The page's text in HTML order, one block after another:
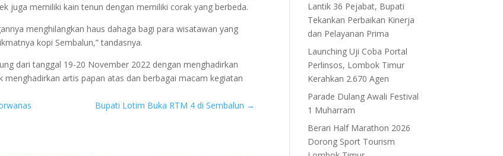
juga memiliki kain tenun dengan memiliki corak yang berbeda.
menghilangkan haus dahaga bagi para wisatawan yang
kopi Sembalun,” tandasnya.
dari tanggal 19-20 November 2022 dengan menghadirkan
artis papan atas dan berbagai macam kegiatan
Bupati Lotim Buka RTM 4 di Sembalun →
Lantik 36 Pejabat, Bupati
Tekankan Perbaikan Kinerja
dan Pelayanan Prima
Launching Uji Coba Portal
Perlinsos, Lombok Timur
Kerahkan 2.670 Agen
Parade Dulang Awali Festival
1 Muharram
Berari Half Marathon 2026
Dorong Sport Tourism